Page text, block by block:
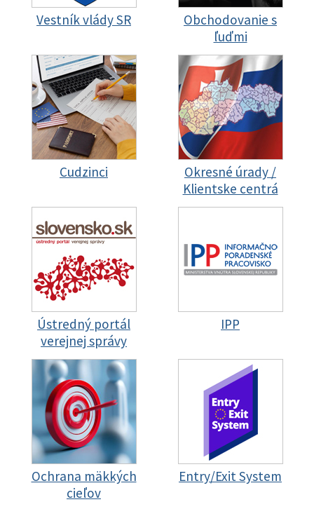
Vestník vlády SR
Obchodovanie s
ľuďmi
Cudzinci
Okresné úrady /
Klientske centrá
Ústredný portál
verejnej správy
IPP
Ochrana mäkkých
cieľov
Entry/Exit System